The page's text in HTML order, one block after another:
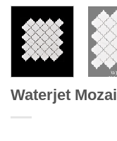
Waterjet